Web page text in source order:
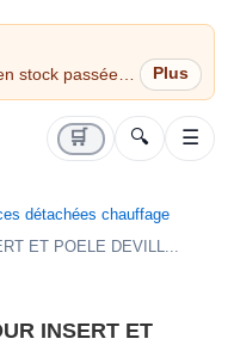
stock passées
(jours
🛒 🔍 ☰
détachées chauffage
ET POELE DEVILL...
INSERT ET